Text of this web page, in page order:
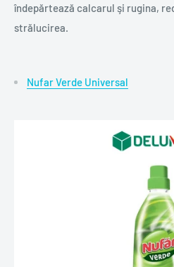
îndepărtează calcarul şi rugina,
strălucirea.
Nufar Verde Universal